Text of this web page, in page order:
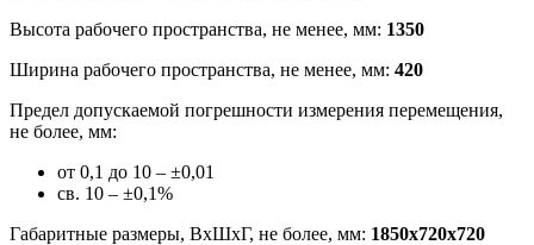
Высота рабочего пространства, не менее, мм: 1350
Ширина рабочего пространства, не менее, мм: 420
Предел допускаемой погрешности измерения перемещения,
не более, мм:
от 0,1 до 10 – ±0,01
св. 10 – ±0,1%
Габаритные размеры, ВхШхГ, не более, мм: 1850х720х720